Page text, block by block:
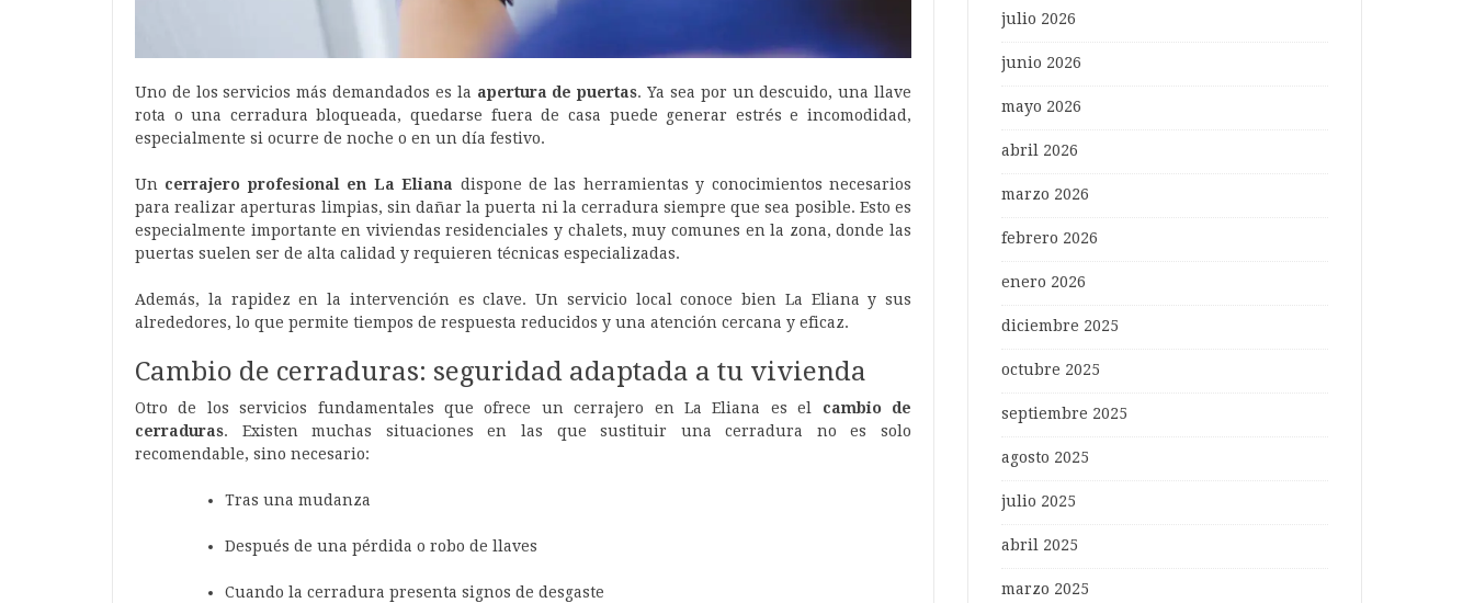
Uno de los servicios más demandados es la apertura de puertas. Ya sea por un descuido, una llave
rota o una cerradura bloqueada, quedarse fuera de casa puede generar estrés e incomodidad,
especialmente si ocurre de noche o en un día festivo.
Un cerrajero profesional en La Eliana dispone de las herramientas y conocimientos necesarios
para realizar aperturas limpias, sin dañar la puerta ni la cerradura siempre que sea posible. Esto es
especialmente importante en viviendas residenciales y chalets, muy comunes en la zona, donde las
puertas suelen ser de alta calidad y requieren técnicas especializadas.
Además, la rapidez en la intervención es clave. Un servicio local conoce bien La Eliana y sus
alrededores, lo que permite tiempos de respuesta reducidos y una atención cercana y eficaz.
Cambio de cerraduras: seguridad adaptada a tu vivienda
Otro de los servicios fundamentales que ofrece un cerrajero en La Eliana es el cambio de
cerraduras. Existen muchas situaciones en las que sustituir una cerradura no es solo
recomendable, sino necesario:
Tras una mudanza
Después de una pérdida o robo de llaves
Cuando la cerradura presenta signos de desgaste
julio 2026
junio 2026
mayo 2026
abril 2026
marzo 2026
febrero 2026
enero 2026
diciembre 2025
octubre 2025
septiembre 2025
agosto 2025
julio 2025
abril 2025
marzo 2025